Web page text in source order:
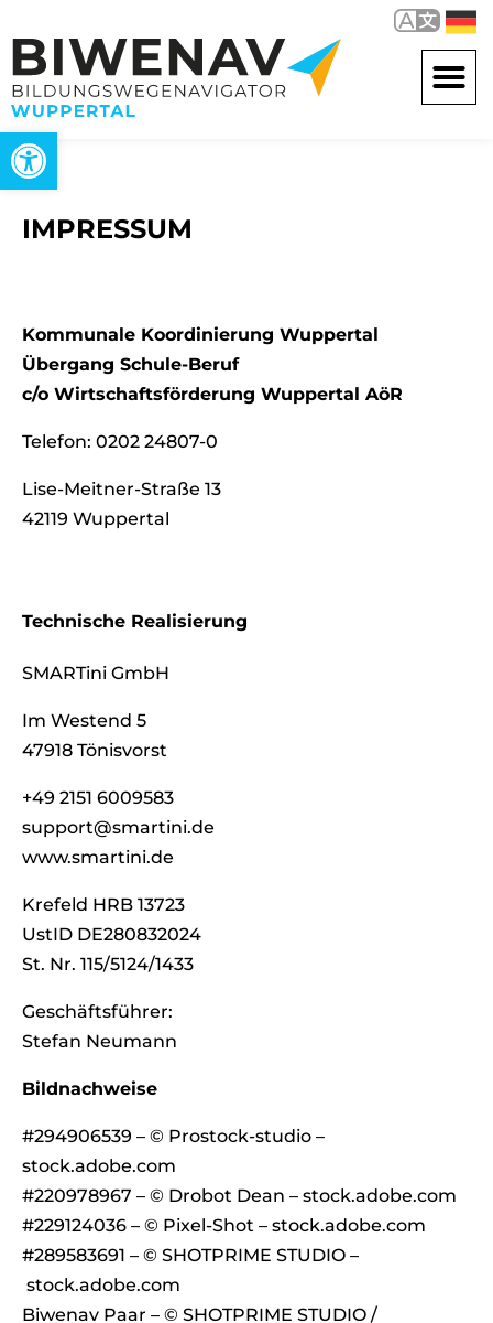
Werkzeugleiste öffnen
IMPRESSUM
Kommunale Koordinierung Wuppertal
Übergang Schule-Beruf
c/o Wirtschaftsförderung Wuppertal AöR
Telefon: 0202 24807-0
Lise-Meitner-Straße 13
42119 Wuppertal
Technische Realisierung